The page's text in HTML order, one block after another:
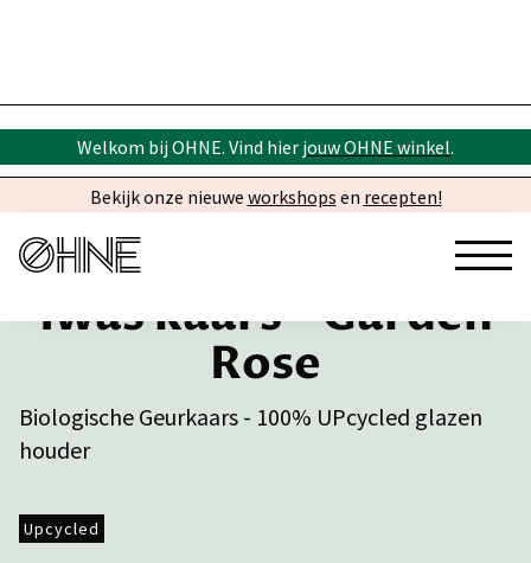
Welkom bij OHNE. Vind hier jouw OHNE winkel.
Bekijk onze nieuwe workshops en recepten!
Iwas kaars - Garden
Rose
Biologische Geurkaars - 100% UPcycled glazen
houder
Upcycled